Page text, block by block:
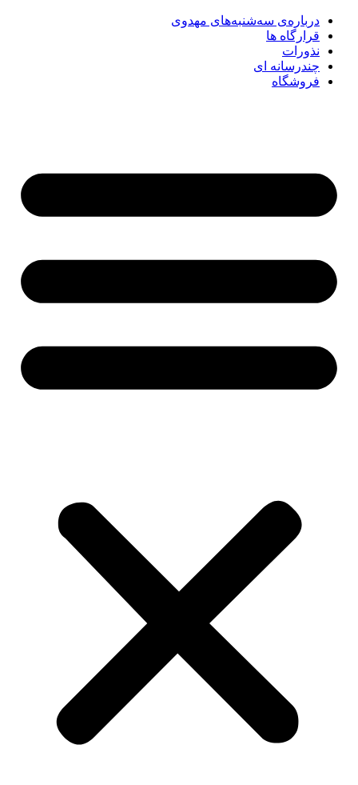
درباره‌ی سه‌شنبه‌های مهدوی
قرارگاه ها
نذورات
چندرسانه‌ ای
فروشگاه